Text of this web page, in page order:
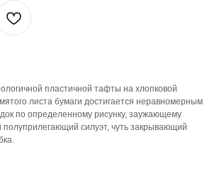
пластичной тафты на хлопковой
листа бумаги достигается неравномерным
по определенному рисунку, заужающему
силуэт, чуть закрывающий